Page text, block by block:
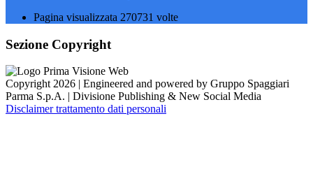
Pagina visualizzata 270731 volte
Sezione Copyright
Copyright 2026 | Engineered and powered by Gruppo Spaggiari
Parma S.p.A. | Divisione Publishing & New Social Media
Disclaimer trattamento dati personali